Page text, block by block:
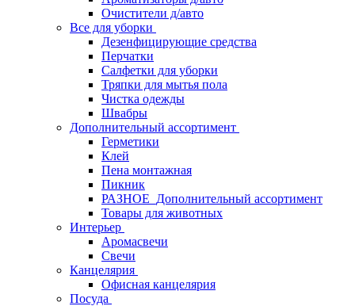
Очистители д/авто
Все для уборки
Дезенфицирующие средства
Перчатки
Салфетки для уборки
Тряпки для мытья пола
Чистка одежды
Швабры
Дополнительный ассортимент
Герметики
Клей
Пена монтажная
Пикник
РАЗНОЕ_Дополнительный ассортимент
Товары для животных
Интерьер
Аромасвечи
Свечи
Канцелярия
Офисная канцелярия
Посуда